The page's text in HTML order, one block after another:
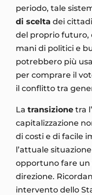
periodo, tale
di scelta dei
del proprio futuro,
mani di politici e
potrebbero più
per comprare il
il conflitto tra
La transizione tra
capitalizzazione
di costi e di facile
l’attuale
opportuno fare
direzione.
intervento dello